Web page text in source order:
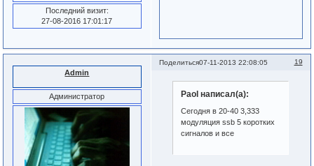
Последний визит:
27-08-2016 17:01:17
Поделиться 19
07-11-2013 22:08:05
Admin
Администратор Paol написал(а):
Сегодня в 20-40 3,333
модуляция ssb 5 коротких
сигналов и все